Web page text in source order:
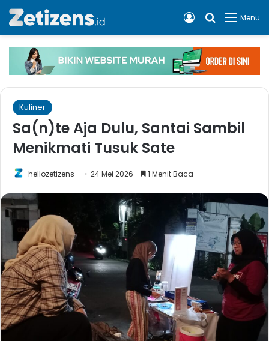
Menu
Cari apa,
Log In
Kuliner
Sa(n)te Aja Dulu, Santai Sambil
Menikmati Tusuk Sate
hellozetizens 24 Mei 2026 1 Menit Baca